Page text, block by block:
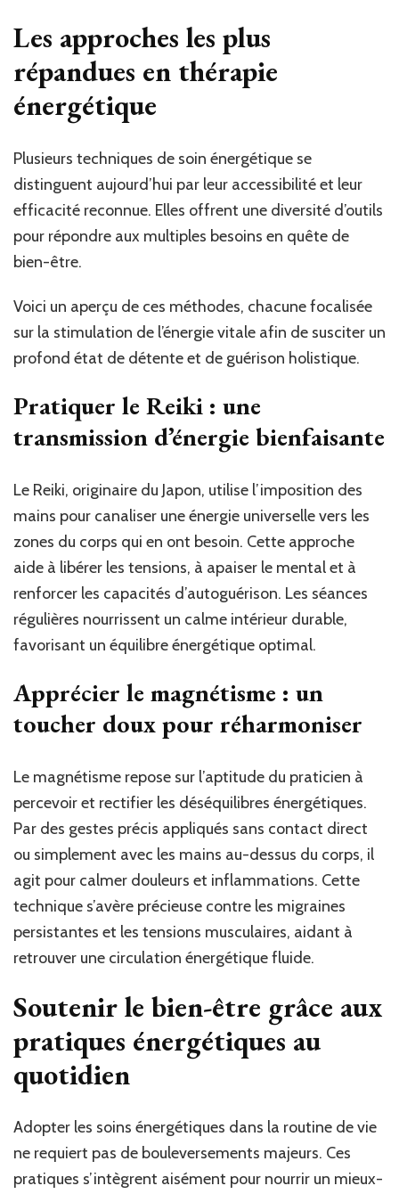
Les approches les plus
répandues en thérapie
énergétique
Plusieurs techniques de soin énergétique se
distinguent aujourd’hui par leur accessibilité et leur
efficacité reconnue. Elles offrent une diversité d’outils
pour répondre aux multiples besoins en quête de
bien-être.
Voici un aperçu de ces méthodes, chacune focalisée
sur la stimulation de l’énergie vitale afin de susciter un
profond état de détente et de guérison holistique.
Pratiquer le Reiki : une
transmission d’énergie bienfaisante
Le Reiki, originaire du Japon, utilise l’imposition des
mains pour canaliser une énergie universelle vers les
zones du corps qui en ont besoin. Cette approche
aide à libérer les tensions, à apaiser le mental et à
renforcer les capacités d’autoguérison. Les séances
régulières nourrissent un calme intérieur durable,
favorisant un équilibre énergétique optimal.
Apprécier le magnétisme : un
toucher doux pour réharmoniser
Le magnétisme repose sur l’aptitude du praticien à
percevoir et rectifier les déséquilibres énergétiques.
Par des gestes précis appliqués sans contact direct
ou simplement avec les mains au-dessus du corps, il
agit pour calmer douleurs et inflammations. Cette
technique s’avère précieuse contre les migraines
persistantes et les tensions musculaires, aidant à
retrouver une circulation énergétique fluide.
Soutenir le bien-être grâce aux
pratiques énergétiques au
quotidien
Adopter les soins énergétiques dans la routine de vie
ne requiert pas de bouleversements majeurs. Ces
pratiques s’intègrent aisément pour nourrir un mieux-